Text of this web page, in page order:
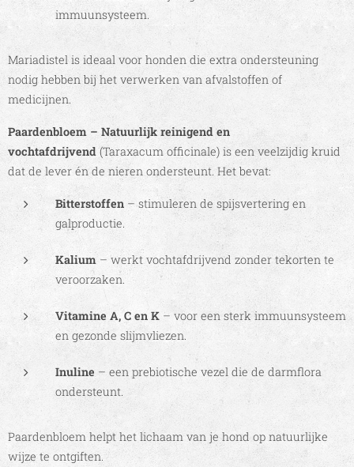
immuunsysteem.
Mariadistel is ideaal voor honden die extra ondersteuning
nodig hebben bij het verwerken van afvalstoffen of
medicijnen.
Paardenbloem – Natuurlijk reinigend en
vochtafdrijvend (Taraxacum officinale) is een veelzijdig kruid
dat de lever én de nieren ondersteunt. Het bevat:
Bitterstoffen – stimuleren de spijsvertering en
galproductie.
Kalium– werkt vochtafdrijvend zonder tekorten te
veroorzaken.
Vitamine A, C en K – voor een sterk immuunsysteem
en gezonde slijmvliezen.
Inuline – een prebiotische vezel die de darmflora
ondersteunt.
Paardenbloem helpt het lichaam van je hond op natuurlijke
wijze te ontgiften.